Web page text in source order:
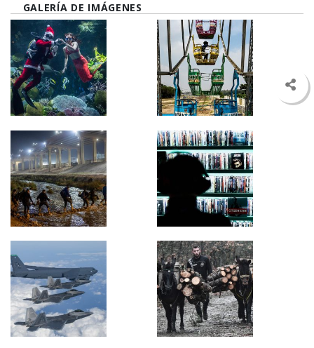
GALERÍA DE IMÁGENES